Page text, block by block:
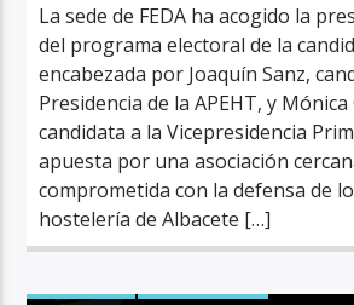
La sede de FEDA ha acogido la
del programa electoral de la
encabezada por Joaquín Sanz,
Presidencia de la APEHT, y
candidata a la Vicepresidencia
apuesta por una asociación
comprometida con la defensa de
hostelería de Albacete […]